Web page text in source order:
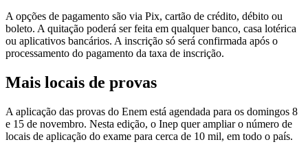
A opções de pagamento são via Pix, cartão de crédito, débito ou
boleto. A quitação poderá ser feita em qualquer banco, casa lotérica
ou aplicativos bancários. A inscrição só será confirmada após o
processamento do pagamento da taxa de inscrição.
Mais locais de provas
A aplicação das provas do Enem está agendada para os domingos 8
e 15 de novembro. Nesta edição, o Inep quer ampliar o número de
locais de aplicação do exame para cerca de 10 mil, em todo o país.